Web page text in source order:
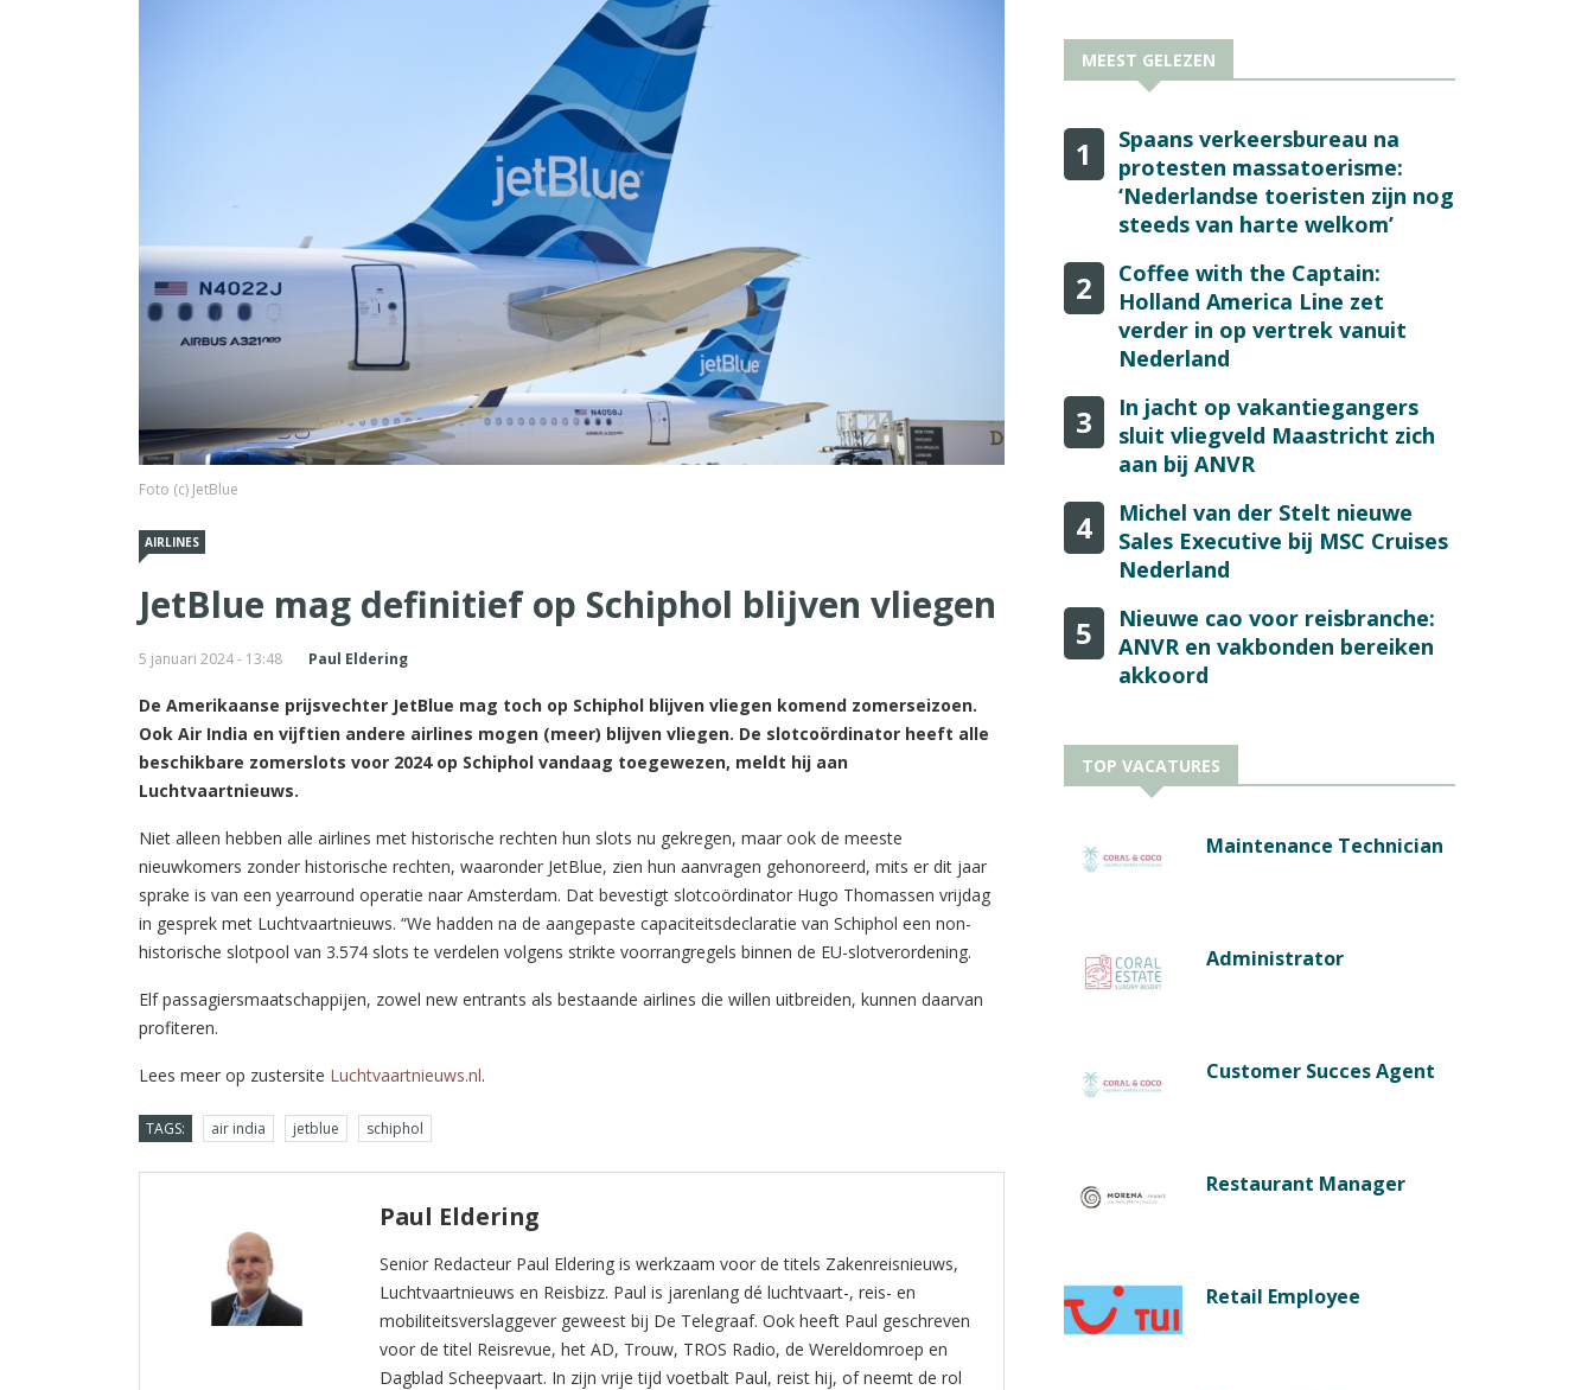
Foto (c) JetBlue
AIRLINES
JetBlue mag definitief op Schiphol blijven vliegen
5 januari 2024 - 13:48 Paul Eldering
De Amerikaanse prijsvechter JetBlue mag toch op Schiphol blijven vliegen komend zomerseizoen.
Ook Air India en vijftien andere airlines mogen (meer) blijven vliegen. De slotcoördinator heeft alle
beschikbare zomerslots voor 2024 op Schiphol vandaag toegewezen, meldt hij aan
Luchtvaartnieuws.
Niet alleen hebben alle airlines met historische rechten hun slots nu gekregen, maar ook de meeste
nieuwkomers zonder historische rechten, waaronder JetBlue, zien hun aanvragen gehonoreerd, mits er dit jaar
sprake is van een yearround operatie naar Amsterdam. Dat bevestigt slotcoördinator Hugo Thomassen vrijdag
in gesprek met Luchtvaartnieuws. “We hadden na de aangepaste capaciteitsdeclaratie van Schiphol een non-
historische slotpool van 3.574 slots te verdelen volgens strikte voorrangregels binnen de EU-slotverordening.
Elf passagiersmaatschappijen, zowel new entrants als bestaande airlines die willen uitbreiden, kunnen daarvan
profiteren.
Lees meer op zustersite Luchtvaartnieuws.nl.
TAGS: air india jetblue schiphol
Paul Eldering
Senior Redacteur Paul Eldering is werkzaam voor de titels Zakenreisnieuws,
Luchtvaartnieuws en Reisbizz. Paul is jarenlang dé luchtvaart-, reis- en
mobiliteitsverslaggever geweest bij De Telegraaf. Ook heeft Paul geschreven
voor de titel Reisrevue, het AD, Trouw, TROS Radio, de Wereldomroep en
Dagblad Scheepvaart. In zijn vrije tijd voetbalt Paul, reist hij, of neemt de rol
MEEST GELEZEN
1
Spaans verkeersbureau na
protesten massatoerisme:
‘Nederlandse toeristen zijn nog
steeds van harte welkom’
2
Coffee with the Captain:
Holland America Line zet
verder in op vertrek vanuit
Nederland
3
In jacht op vakantiegangers
sluit vliegveld Maastricht zich
aan bij ANVR
4
Michel van der Stelt nieuwe
Sales Executive bij MSC Cruises
Nederland
5
Nieuwe cao voor reisbranche:
ANVR en vakbonden bereiken
akkoord
TOP VACATURES
Maintenance Technician
Administrator
Customer Succes Agent
Restaurant Manager
Retail Employee